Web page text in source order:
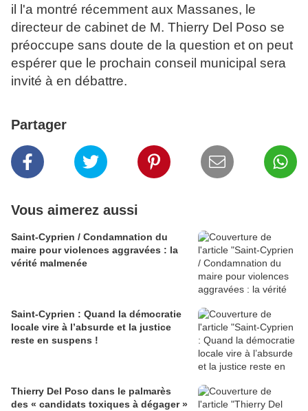
il l'a montré récemment aux Massanes, le
directeur de cabinet de M. Thierry Del Poso se
préoccupe sans doute de la question et on peut
espérer que le prochain conseil municipal sera
invité à en débattre.
Partager
Vous aimerez aussi
Saint-Cyprien / Condamnation du
maire pour violences aggravées : la
vérité malmenée
Saint-Cyprien : Quand la démocratie
locale vire à l’absurde et la justice
reste en suspens !
Thierry Del Poso dans le palmarès
des « candidats toxiques à dégager »